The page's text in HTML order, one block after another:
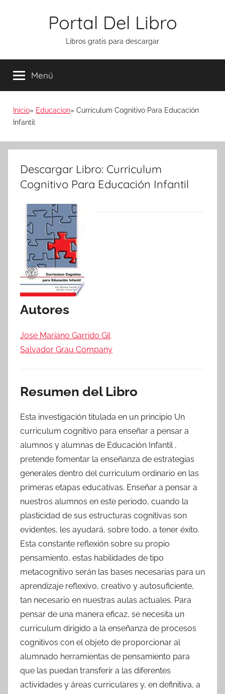
Portal Del Libro
Libros gratis para descargar
Menú
Inicio Educacion
Curriculum Cognitivo Para Educación
Infantil
Descargar Libro: Curriculum
Cognitivo Para Educación Infantil
Autores
Jose Mariano Garrido Gil
Salvador Grau Company
Resumen del Libro
Esta investigación titulada en un principio Un
curriculum cognitivo para enseñar a pensar a
alumnos y alumnas de Educación Infantil ,
pretende fomentar la enseñanza de estrategias
generales dentro del curriculum ordinario en las
primeras etapas educativas. Enseñar a pensar a
nuestros alumnos en este periodo, cuando la
plasticidad de sus estructuras cognitivas son
evidentes, les ayudará, sobre todo, a tener éxito.
Esta constante reflexión sobre su propio
pensamiento, estas habilidades de tipo
metacognitivo serán las bases necesarias para un
aprendizaje reflexivo, creativo y autosuficiente,
tan necesario en nuestras aulas actuales. Para
pensar de una manera eficaz, se necesita un
curriculum dirigido a la enseñanza de procesos
cognitivos con el objeto de proporcionar al
alumnado herramientas de pensamiento para
que las puedan transferir a las diferentes
actividades y áreas curriculares y, en definitiva, a